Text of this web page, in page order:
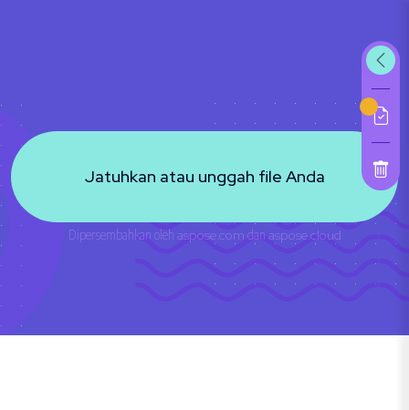
Jatuhkan atau unggah file Anda
Dipersembahkan oleh aspose.com dan aspose.cloud